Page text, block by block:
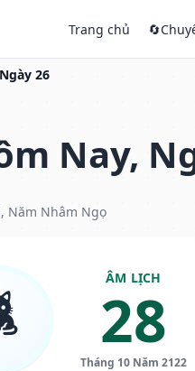
Trang chủ 🔄
Ngày 26
Nay,
Năm Nhâm Ngọ
ÂM LỊCH
28
Tháng 10 Năm 2122